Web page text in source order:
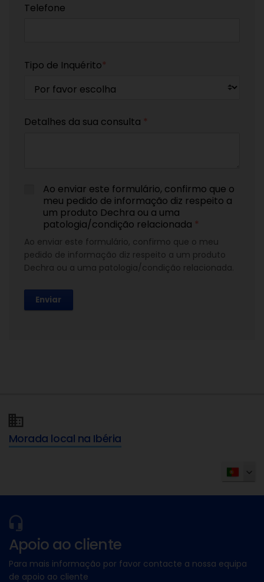
Telefone
Tipo de Inquérito*
Detalhes da sua consulta *
Ao enviar este formulário, confirmo que o
meu pedido de informação diz respeito a
um produto Dechra ou a uma
patologia/condição relacionada *
Ao enviar este formulário, confirmo que o meu
pedido de informação diz respeito a um produto
Dechra ou a uma patologia/condição relacionada.
Enviar
Morada local na Ibéria
Apoio ao cliente
Para mais informação por favor contacte a nossa equipa
de apoio ao cliente